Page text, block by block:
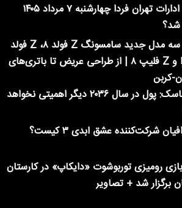
فوری | ادارات تهران فردا چهارشنبه ۷ مرداد ۱۴۰۵
شد؟
معرفی سه مدل جدید سامسونگ Z فولد ۸، Z فولد
۸ اولترا و Z فلیپ ۸ | از طراحی عریض تا باتری‌های
کربن
ایلان ماسک: پول در سال ۲۰۳۶ دیگر اهمیتی نخواهد
شرکت‌کننده عشق ابدی ۳ کیست؟
رومیزی توربوشوت «دایکاپ» در کارستان
برگزار شد + تصاویر